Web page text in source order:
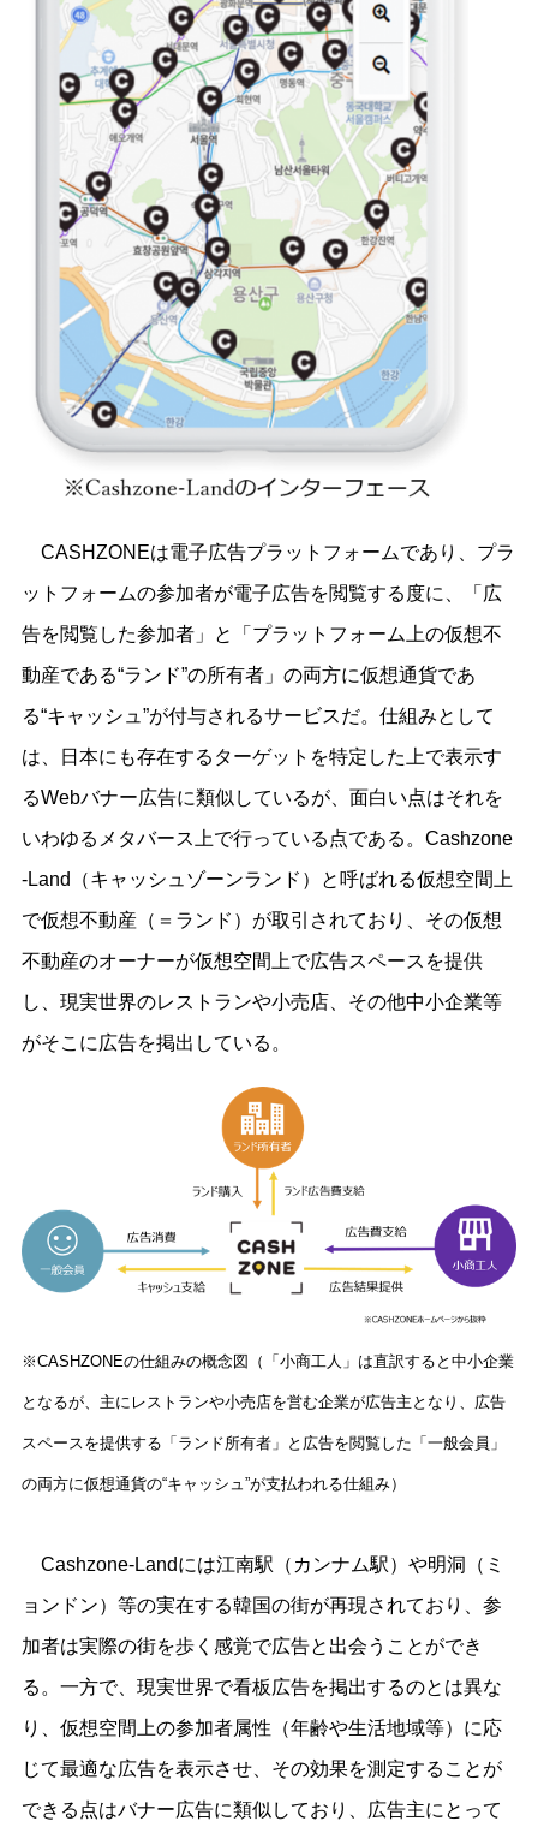
CASHZONEは電子広告プラットフォームであり、プラ
ットフォームの参加者が電子広告を閲覧する度に、「広
告を閲覧した参加者」と「プラットフォーム上の仮想不
動産である“ランド”の所有者」の両方に仮想通貨であ
る“キャッシュ”が付与されるサービスだ。仕組みとして
は、日本にも存在するターゲットを特定した上で表示す
るWebバナー広告に類似しているが、面白い点はそれを
いわゆるメタバース上で行っている点である。Cashzone
-Land（キャッシュゾーンランド）と呼ばれる仮想空間上
で仮想不動産（＝ランド）が取引されており、その仮想
不動産のオーナーが仮想空間上で広告スペースを提供
し、現実世界のレストランや小売店、その他中小企業等
がそこに広告を掲出している。
※CASHZONEの仕組みの概念図（「小商工人」は直訳すると中小企業
となるが、主にレストランや小売店を営む企業が広告主となり、広告
スペースを提供する「ランド所有者」と広告を閲覧した「一般会員」
の両方に仮想通貨の“キャッシュ”が支払われる仕組み）
Cashzone-Landには江南駅（カンナム駅）や明洞（ミ
ョンドン）等の実在する韓国の街が再現されており、参
加者は実際の街を歩く感覚で広告と出会うことができ
る。一方で、現実世界で看板広告を掲出するのとは異な
り、仮想空間上の参加者属性（年齢や生活地域等）に応
じて最適な広告を表示させ、その効果を測定することが
できる点はバナー広告に類似しており、広告主にとって